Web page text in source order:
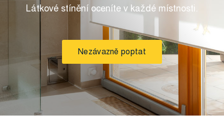
Látkové stínění oceníte v každé místnosti.
Nezávazně poptat